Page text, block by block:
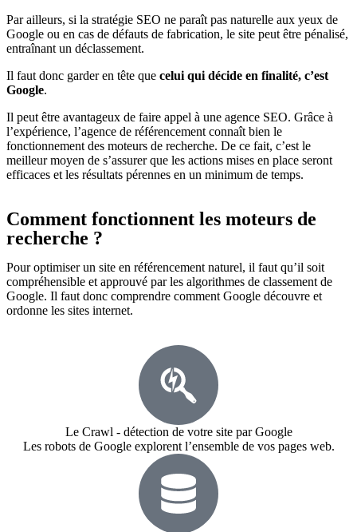
Par ailleurs, si la stratégie SEO ne paraît pas naturelle aux yeux de
Google ou en cas de défauts de fabrication, le site peut être pénalisé,
entraînant un déclassement.
Il faut donc garder en tête que celui qui décide en finalité, c’est
Google.
Il peut être avantageux de faire appel à une agence SEO. Grâce à
l’expérience, l’agence de référencement connaît bien le
fonctionnement des moteurs de recherche. De ce fait, c’est le
meilleur moyen de s’assurer que les actions mises en place seront
efficaces et les résultats pérennes en un minimum de temps.
Comment fonctionnent les moteurs de
recherche ?
Pour optimiser un site en référencement naturel, il faut qu’il soit
compréhensible et approuvé par les algorithmes de classement de
Google. Il faut donc comprendre comment Google découvre et
ordonne les sites internet.
Le Crawl - détection de votre site par Google​
Les robots de Google explorent l’ensemble de vos pages web.